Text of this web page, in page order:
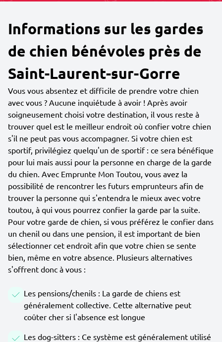
Informations sur les gardes
de chien bénévoles près de
Saint-Laurent-sur-Gorre
Vous vous absentez et difficile de prendre votre chien
avec vous ? Aucune inquiétude à avoir ! Après avoir
soigneusement choisi votre destination, il vous reste à
trouver quel est le meilleur endroit où confier votre chien
s'il ne peut pas vous accompagner. Si votre chien est
sportif, privilégiez quelqu'un de sportif : ce sera bénéfique
pour lui mais aussi pour la personne en charge de la garde
du chien. Avec Emprunte Mon Toutou, vous avez la
possibilité de rencontrer les futurs emprunteurs afin de
trouver la personne qui s'entendra le mieux avec votre
toutou, à qui vous pourrez confier la garde par la suite.
Pour votre garde de chien, si vous préférez le confier dans
un chenil ou dans une pension, il est important de bien
sélectionner cet endroit afin que votre chien se sente
bien, même en votre absence. Plusieurs alternatives
s'offrent donc à vous :
Les pensions/chenils : La garde de chiens est
généralement collective. Cette alternative peut
coûter cher si l'absence est longue
Les dog-sitters : Ce système est généralement utilisé